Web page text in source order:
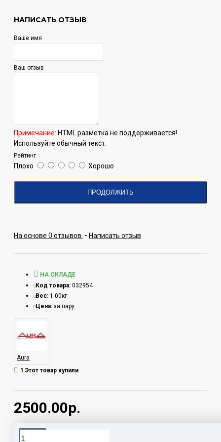
НАПИСАТЬ ОТЗЫВ
Ваше имя
Ваш отзыв
Примечание: HTML разметка не поддерживается!
Используйте обычный текст.
Рейтинг
Плохо Хорошо
ПРОДОЛЖИТЬ
На основе 0 отзывов. - Написать отзыв
2500.00р.
НА СКЛАДЕ
Код товара: 032954
Вес: 1.00кг
Цена: за пару
Aura
1 Этот товар купили
Теги: